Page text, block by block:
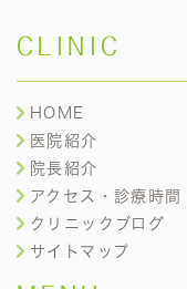
CLINIC
HOME
医院紹介
院長紹介
アクセス・診療時間
クリニックブログ
サイトマップ